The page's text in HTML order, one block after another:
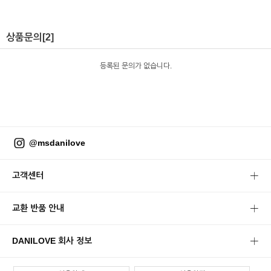
상품문의 [2]
등록된 문의가 없습니다.
@msdanilove
고객센터
교환 반품 안내
DANILOVE 회사 정보